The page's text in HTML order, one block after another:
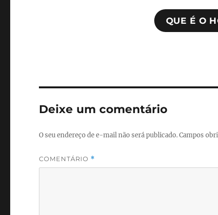
QUE É O
Deixe um comentário
O seu endereço de e-mail não será publicado.Campos
COMENTÁRIO *